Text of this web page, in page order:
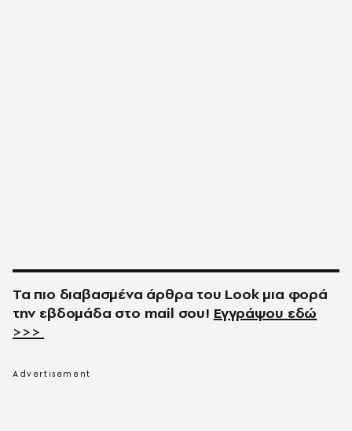
Τα πιο διαβασμένα άρθρα του Look μια φορά
την εβδομάδα στο mail σου! Εγγράψου εδώ
>>>